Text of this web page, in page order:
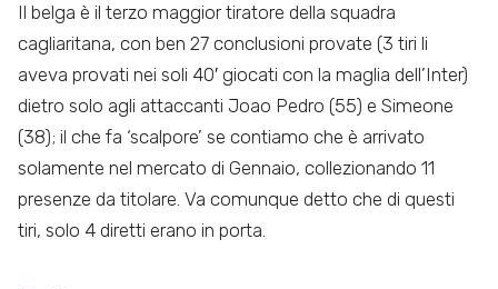
Il belga è il terzo maggior tiratore della squadra
cagliaritana, con ben 27 conclusioni provate (3 tiri li
aveva provati nei soli 40′ giocati con la maglia dell’Inter)
dietro solo agli attaccanti Joao Pedro (55) e Simeone
(38); il che fa ‘scalpore’ se contiamo che è arrivato
solamente nel mercato di Gennaio, collezionando 11
presenze da titolare. Va comunque detto che di questi
tiri, solo 4 diretti erano in porta.